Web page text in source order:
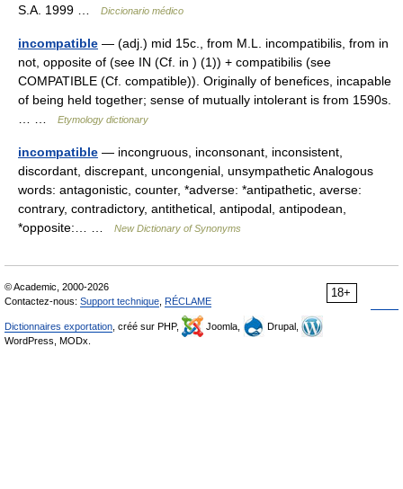
S.A. 1999 …
Diccionario médico
incompatible — (adj.) mid 15c., from M.L. incompatibilis, from in
not, opposite of (see IN (Cf. in ) (1)) + compatibilis (see
COMPATIBLE (Cf. compatible)). Originally of benefices, incapable
of being held together; sense of mutually intolerant is from 1590s.
… …
Etymology dictionary
incompatible — incongruous, inconsonant, inconsistent,
discordant, discrepant, uncongenial, unsympathetic Analogous
words: antagonistic, counter, *adverse: *antipathetic, averse:
contrary, contradictory, antithetical, antipodal, antipodean,
*opposite:… …
New Dictionary of Synonyms
18+
© Academic, 2000-2026
Contactez-nous: Support technique RÉCLAME
Dictionnaires exportation , créé sur PHP, Joomla,
Drupal,
WordPress, MODx.